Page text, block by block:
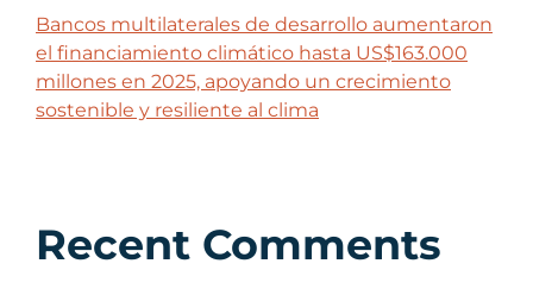
Bancos multilaterales de desarrollo aumentaron
el financiamiento climático hasta US$163.000
millones en 2025, apoyando un crecimiento
sostenible y resiliente al clima
Recent Comments